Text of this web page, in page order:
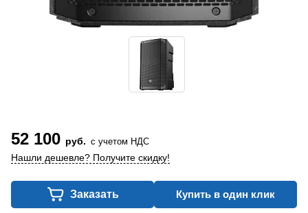
52 100 руб. с учетом НДС
Нашли дешевле? Получите скидку!
Заказать Купить в один клик